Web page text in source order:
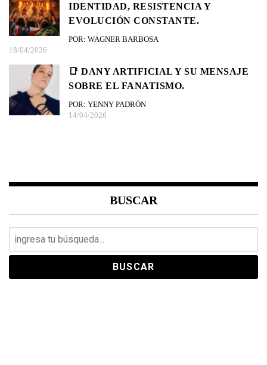
IDENTIDAD, RESISTENCIA Y
EVOLUCIÓN CONSTANTE.
POR: WAGNER BARBOSA
18/04/2026
📑 DANY ARTIFICIAL Y SU MENSAJE
SOBRE EL FANATISMO.
POR: YENNY PADRÓN
14/04/2026
BUSCAR
for: